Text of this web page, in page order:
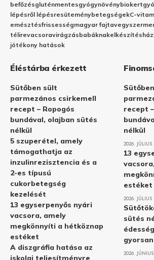
befőzésgluténmentesgyógynövénybiokert
lépésről lépésresüteménybetegségekC-
emésztésfrissességmagyar fajta
télirevacsoravirágzásbabáknakelkészítés
jótékony hatások
Éléstárba érkezett
Sütőben sült
parmezános csirkemell
recept – Ropogós
bundával, olajban sütés
nélkül
5 szuperétel, amely
támogathatja az
inzulinrezisztencia és a
2-es típusú
cukorbetegség
kezelését
13 egyserpenyős nyári
vacsora, amely
megkönnyíti a hétköznap
estéket
A diszgráfia hatása az
iskolai teljesítményre
recept
nélkül
2026. JÚLIUS
13
estéket
2026. JÚLIUS
sütés
gyorsan
2026.